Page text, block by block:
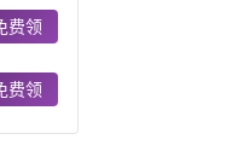
费领
费领